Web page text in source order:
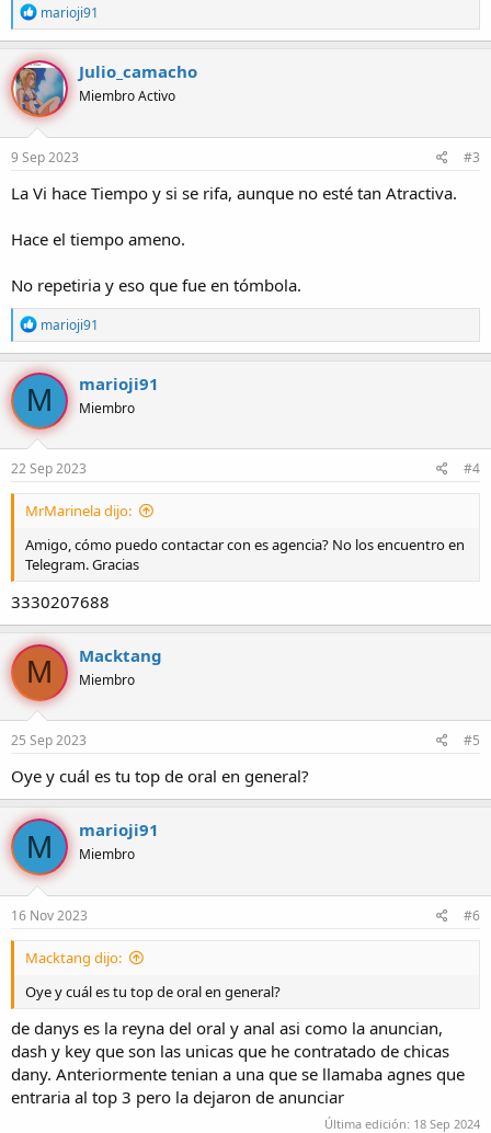
R
e
a
c
c
i
o
n
e
s
:
marioji91
Julio_camacho
Miembro Activo
9 Sep 2023 #3
La Vi hace Tiempo y si se rifa, aunque no esté tan Atractiva.
Hace el tiempo ameno.
No repetiria y eso que fue en tómbola.
R
e
a
c
c
i
o
n
e
marioji91
M marioji91
Miembro
22 Sep 2023 #4
MrMarinela dijo:
Amigo, cómo puedo contactar con es agencia? No los encuentro en
Telegram. Gracias
3330207688
M Macktang
Miembro
25 Sep 2023 #5
Oye y cuál es tu top de oral en general?
M marioji91
Miembro
16 Nov 2023 #6
Macktang dijo:
Oye y cuál es tu top de oral en general?
de danys es la reyna del oral y anal asi como la anuncian,
dash y key que son las unicas que he contratado de chicas
dany. Anteriormente tenian a una que se llamaba agnes que
entraria al top 3 pero la dejaron de anunciar
Última edición: 18 Sep 2024